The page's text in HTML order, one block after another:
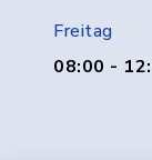
Freitag
08:00 -